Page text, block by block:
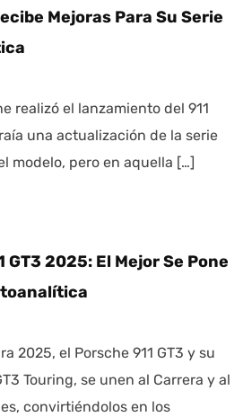
Mejoras Para Su Serie
realizó el lanzamiento del 911
una actualización de la serie
modelo, pero en aquella […]
GT3 2025: El Mejor Se Pone
2025, el Porsche 911 GT3 y su
Touring, se unen al Carrera y al
convirtiéndolos en los